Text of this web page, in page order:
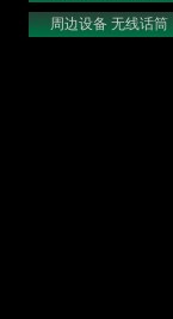
周边设备 无线话筒